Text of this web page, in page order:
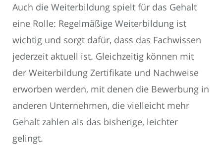
Auch die Weiterbildung spielt für das Gehalt
eine Rolle: Regelmäßige Weiterbildung ist
wichtig und sorgt dafür, dass das Fachwissen
jederzeit aktuell ist. Gleichzeitig können mit
der Weiterbildung Zertifikate und Nachweise
erworben werden, mit denen die Bewerbung in
anderen Unternehmen, die vielleicht mehr
Gehalt zahlen als das bisherige, leichter
gelingt.